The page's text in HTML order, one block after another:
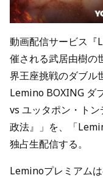
動画配信サービス『
催される武居由樹の
界王座挑戦のダブ
Lemino BOXING ダ
vs ユッタポン・ト
政法』」を、「
独占生配信する。
Leminoプレミアム